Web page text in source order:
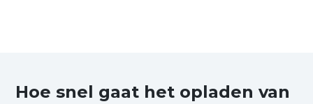
Hoe snel gaat het opladen van